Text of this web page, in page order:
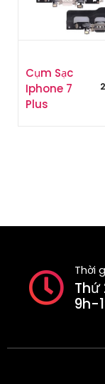
Cụm Sạc
Iphone 7
Plus
Thời
9h-